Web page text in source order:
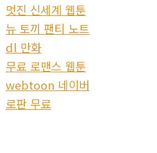
멋진 신세계 웹툰
뉴 토끼 팬티 노트
dl 만화
무료 로맨스 웹툰
webtoon 네이버
로판 무료